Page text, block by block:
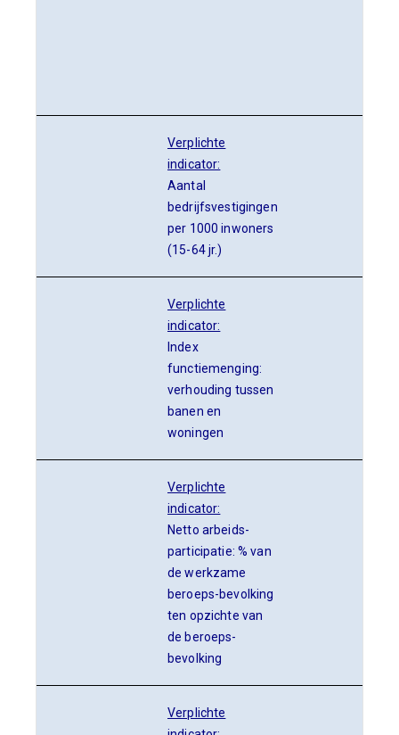
Verplichte
indicator:
Aantal
bedrijfsvestigingen
per 1000 inwoners
(15-64 jr.)
Verplichte
indicator:
Index
functiemenging:
verhouding tussen
banen en
woningen
Verplichte
indicator:
Netto arbeids-
participatie: % van
de werkzame
beroeps-bevolking
ten opzichte van
de beroeps-
bevolking
Verplichte